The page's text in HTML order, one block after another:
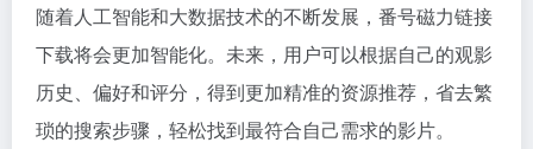
随着人工智能和大数据技术的不断发展，番号磁力链接
下载将会更加智能化。未来，用户可以根据自己的观影
历史、偏好和评分，得到更加精准的资源推荐，省去繁
琐的搜索步骤，轻松找到最符合自己需求的影片。